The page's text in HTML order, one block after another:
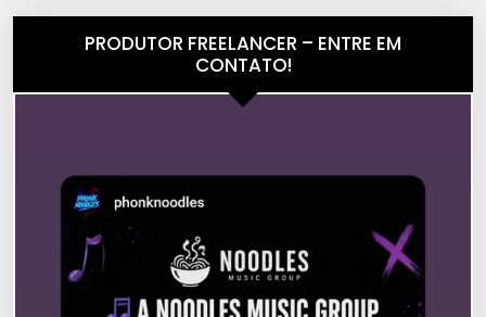
PRODUTOR FREELANCER – ENTRE EM
CONTATO!